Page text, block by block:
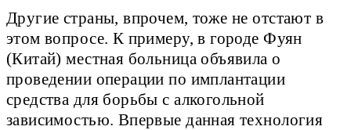
Другие страны, впрочем, тоже не отстают в
этом вопросе. К примеру, в городе Фуян
(Китай) местная больница объявила о
проведении операции по имплантации
средства для борьбы с алкогольной
зависимостью. Впервые данная технология